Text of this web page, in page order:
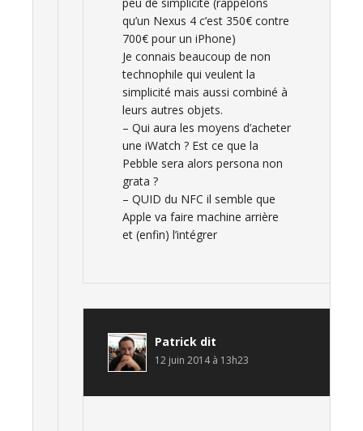
qu’un Nexus 4 c’est 350€ contre
700€ pour un iPhone)
Je connais beaucoup de non
technophile qui veulent la
simplicité mais aussi combiné à
leurs autres objets.
– Qui aura les moyens d’acheter
une iWatch ? Est ce que la
Pebble sera alors persona non
grata ?
– QUID du NFC il semble que
Apple va faire machine arrière
et (enfin) l’intégrer
Patrick dit
12 juin 2014 à 13h23